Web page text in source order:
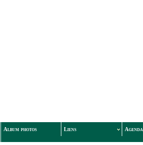
Album photos Liens Agenda